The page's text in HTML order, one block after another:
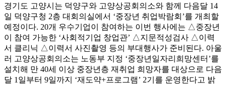
경기도 고양시는 덕양구와 고양상공회의소와 함께 다음달 14
일 덕양구청 2층 대회의실에서 ‘중장년 취업박람회’를 개최할
예정이다. 20개 우수기업이 참여하는 이번 행사에는 △중장년
이 참여 가능한 ‘사회적기업 창업관’ △지문적성검사 △이력
서 클리닉 △이력서 사진촬영 등의 부대행사가 준비된다. 아울
러 고양상공회의소는 노동부 지정 ‘중장년일자리희망센터’를
설치해 만 40세 이상 중장년층 재취업 희망자를 대상으로 다음
달 1일부터 9일까지 ‘재도약+프로그램’ 2기를 운영한다고 밝